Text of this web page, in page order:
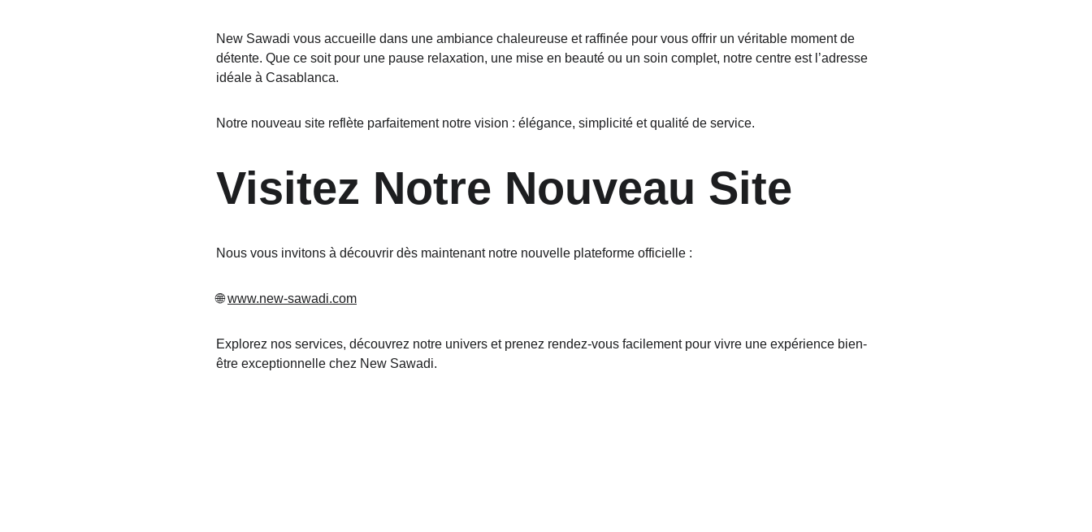
New Sawadi vous accueille dans une ambiance chaleureuse et raffinée pour vous offrir un véritable moment de
détente. Que ce soit pour une pause relaxation, une mise en beauté ou un soin complet, notre centre est l’adresse
idéale à Casablanca.
Notre nouveau site reflète parfaitement notre vision : élégance, simplicité et qualité de service.
Visitez Notre Nouveau Site
Nous vous invitons à découvrir dès maintenant notre nouvelle plateforme officielle :
🌐 www.new-sawadi.com
Explorez nos services, découvrez notre univers et prenez rendez-vous facilement pour vivre une expérience bien-
être exceptionnelle chez New Sawadi.